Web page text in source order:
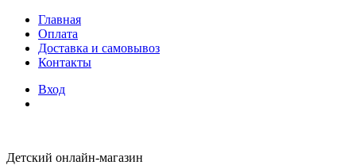
Главная
Оплата
Доставка и самовывоз
Контакты
Вход
Детский онлайн-магазин